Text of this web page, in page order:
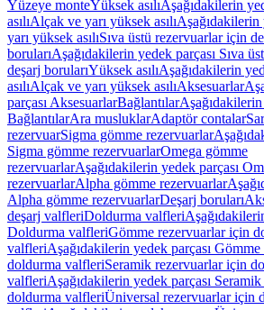
Yüzeye monteYüksek asılıAşağıdakilerin
asılıAlçak ve yarı yüksek asılıAşağıdakilerin
yarı yüksek asılıSıva üstü rezervuarlar için
borularıAşağıdakilerin yedek parçası Sıva
deşarj borularıYüksek asılıAşağıdakilerin
asılıAlçak ve yarı yüksek asılıAksesuarlar
parçası AksesuarlarBağlantılarAşağıdakilerin
BağlantılarAra musluklarAdaptör contalar
rezervuarSigma gömme rezervuarlar
Sigma gömme rezervuarlarOmega gömme
rezervuarlarAşağıdakilerin yedek parçası
rezervuarlarAlpha gömme rezervuarlar
Alpha gömme rezervuarlarDeşarj boruları
deşarj valfleriDoldurma valfleri
Doldurma valfleriGömme rezervuarlar için
valfleriAşağıdakilerin yedek parçası
doldurma valfleriSeramik rezervuarlar için
valfleriAşağıdakilerin yedek parçası
doldurma valfleriÜniversal rezervuarlar için